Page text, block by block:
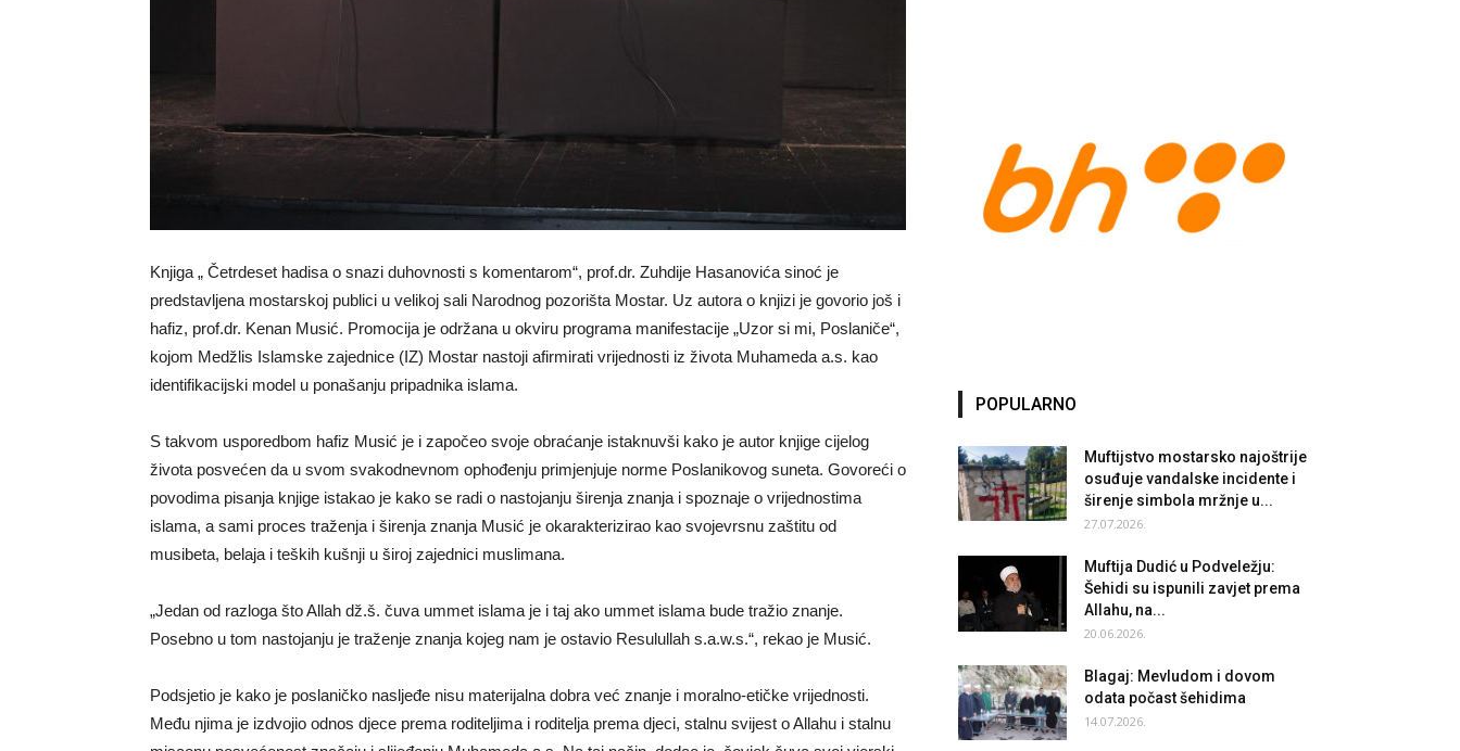
Knjiga „ Četrdeset hadisa o snazi duhovnosti s komentarom“, prof.dr. Zuhdije Hasanovića sinoć je
predstavljena mostarskoj publici u velikoj sali Narodnog pozorišta Mostar. Uz autora o knjizi je govorio još i
hafiz, prof.dr. Kenan Musić. Promocija je održana u okviru programa manifestacije „Uzor si mi, Poslaniče“,
kojom Medžlis Islamske zajednice (IZ) Mostar nastoji afirmirati vrijednosti iz života Muhameda a.s. kao
identifikacijski model u ponašanju pripadnika islama.
S takvom usporedbom hafiz Musić je i započeo svoje obraćanje istaknuvši kako je autor knjige cijelog
života posvećen da u svom svakodnevnom ophođenju primjenjuje norme Poslanikovog suneta. Govoreći o
povodima pisanja knjige istakao je kako se radi o nastojanju širenja znanja i spoznaje o vrijednostima
islama, a sami proces traženja i širenja znanja Musić je okarakterizirao kao svojevrsnu zaštitu od
musibeta, belaja i teških kušnji u široj zajednici muslimana.
„Jedan od razloga što Allah dž.š. čuva ummet islama je i taj ako ummet islama bude tražio znanje.
Posebno u tom nastojanju je traženje znanja kojeg nam je ostavio Resulullah s.a.w.s.“, rekao je Musić.
Podsjetio je kako je poslaničko nasljeđe nisu materijalna dobra već znanje i moralno-etičke vrijednosti.
Među njima je izdvojio odnos djece prema roditeljima i roditelja prema djeci, stalnu svijest o Allahu i stalnu
POPULARNO
Muftijstvo mostarsko najoštrije
osuđuje vandalske incidente i
širenje simbola mržnje u...
27.07.2026.
Muftija Dudić u Podveležju:
Šehidi su ispunili zavjet prema
Allahu, na...
20.06.2026.
Blagaj: Mevludom i dovom
odata počast šehidima
14.07.2026.